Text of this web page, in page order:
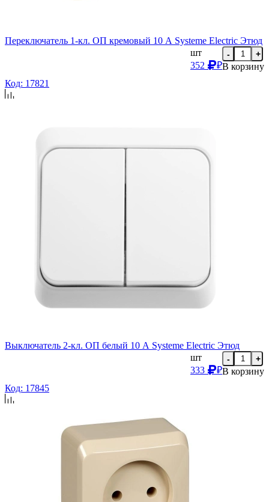
Переключатель 1-кл. ОП кремовый 10 А Systeme Electric Этюд
шт
352
₽
- +
В корзину
Код: 17821
Выключатель 2-кл. ОП белый 10 А Systeme Electric Этюд
шт
333
₽
- +
В корзину
Код: 17845